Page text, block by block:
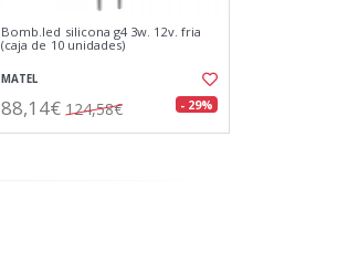
Bomb.led silicona g4 3w. 12v. fria
(caja de 10 unidades)
MATEL
88,14€ 124,58€ - 29%